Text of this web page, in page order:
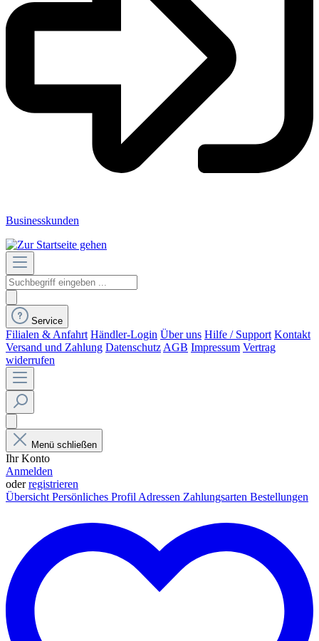
Businesskunden
Service
Filialen & Anfahrt Händler-Login Über uns Hilfe / Support Kontakt
Versand und Zahlung Datenschutz AGB Impressum Vertrag
widerrufen
Menü schließen
Ihr Konto
Anmelden
oderregistrieren
Übersicht Persönliches Profil Adressen Zahlungsarten Bestellungen